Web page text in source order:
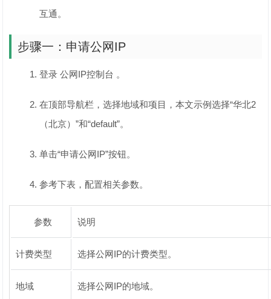
互通。
步骤一：申请公网IP
登录 公网IP控制台 。
在顶部导航栏，选择地域和项目，本文示例选择“华北2
（北京）”和“default”。
单击“申请公网IP”按钮。
参考下表，配置相关参数。
参数 说明
计费类型 选择公网IP的计费类型。
地域
选择公网IP的地域。